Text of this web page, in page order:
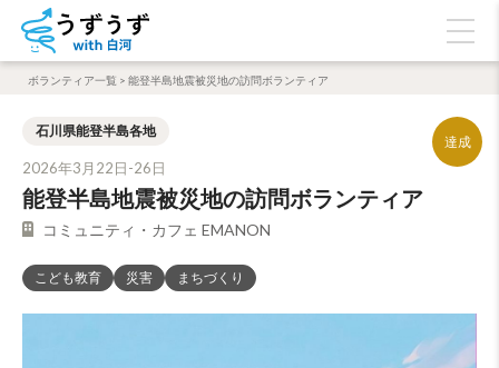
ボランティア一覧 > 能登半島地震被災地の訪問ボランティア
石川県能登半島各地
2026年3月22日-26日
能登半島地震被災地の訪問ボランティア
コミュニティ・カフェ EMANON
こども教育 災害 まちづくり